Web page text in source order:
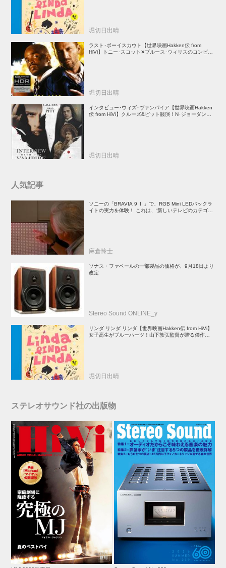
堀切日出晴
ラスト･ボーイスカウト【世界映画Hakken伝 from
HiVi】トニー･スコット✕ブルース･ウィリスのコンビが
堀切日出晴
インタビュー･ウィズ･ヴァンパイア【世界映画Hakken
伝 from HiVi】クルーズ&ピット競演！N･ジョーダン監
堀切日出晴
人気記事
ソニーの「BRAVIA 9 Ⅱ」で、RGB Mini LEDバックラ
イトの実力を体験！ これは、“新しいテレビのカテゴリ
麻倉怜士
ソナス・ファベールの一部製品の価格が、9月18日より
改定
Stereo Sound ONLINE_y
リンダ リンダ リンダ【世界映画Hakken伝 from HiVi】
女子高生がブルーハーツ！山下敦弘監督が贈る傑作青春
堀切日出晴
ステレオサウンド社の出版物